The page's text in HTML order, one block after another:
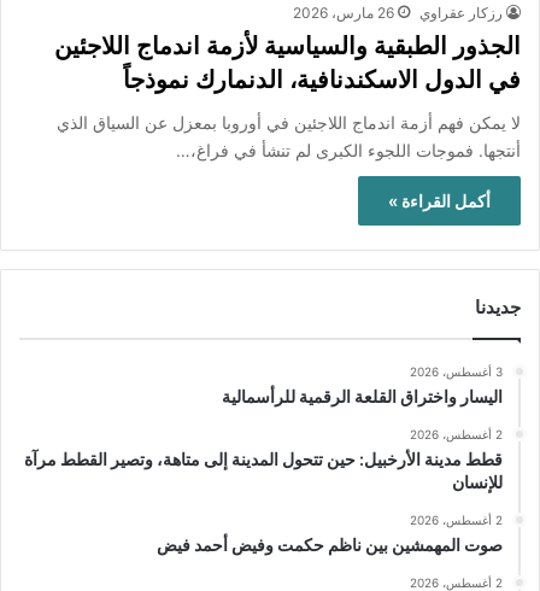
رزكار عقراوي 26 مارس، 2026
الجذور الطبقية والسياسية لأزمة اندماج اللاجئين
في الدول الاسكندنافية، الدنمارك نموذجاً
لا يمكن فهم أزمة اندماج اللاجئين في أوروبا بمعزل عن السياق الذي
أنتجها. فموجات اللجوء الكبرى لم تنشأ في فراغ،…
أكمل القراءة »
جديدنا
3 أغسطس، 2026
اليسار واختراق القلعة الرقمية للرأسمالية
2 أغسطس، 2026
قطط مدينة الأرخبيل: حين تتحول المدينة إلى متاهة، وتصير القطط مرآة
للإنسان
2 أغسطس، 2026
صوت المهمشين بين ناظم حكمت وفيض أحمد فيض
2 أغسطس، 2026